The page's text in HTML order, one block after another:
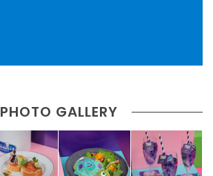
PHOTO GALLERY